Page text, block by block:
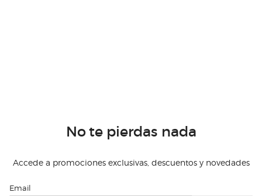
No te pierdas nada
Accede a promociones exclusivas, descuentos y novedades
Email